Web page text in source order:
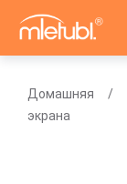
Домашняя
экрана